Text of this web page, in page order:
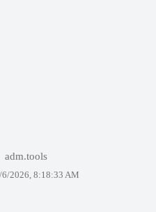
adm.tools
6/2026, 8:18:33 AM